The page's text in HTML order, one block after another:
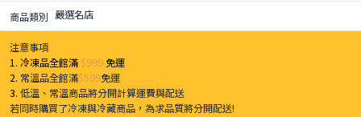
商品類別 嚴選名店
注意事項
1. 冷凍品全館滿 $999免運
2. 常溫品全館滿$599免運
3.低溫、常溫商品將分開計算運費與配送
若同時購買了冷凍與冷藏商品，為求品質將分開配送!